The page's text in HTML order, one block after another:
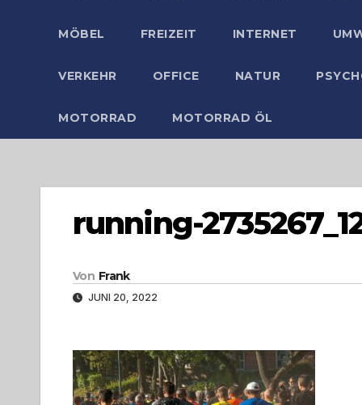
MÖBEL FREIZEIT INTERNET
VERKEHR OFFICE NATUR
MOTORRAD MOTORRAD ÖL
running-
Von Frank
JUNI 20, 2022